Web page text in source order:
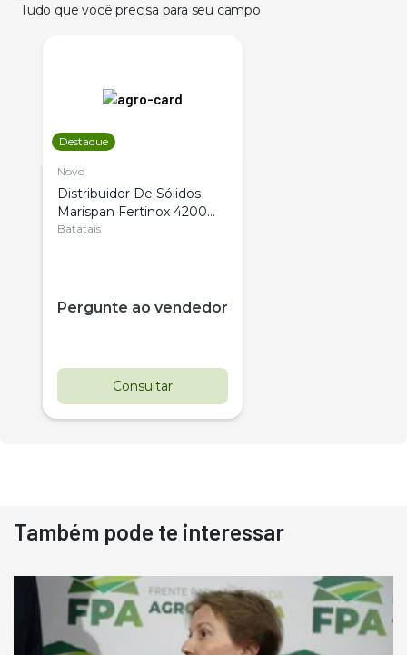
Tudo que você precisa para seu campo
Destaque
Novo
Distribuidor De Sólidos
Marispan Fertinox 4200
Citrus
Batatais
Pergunte ao vendedor
Consultar
Destaque
Usado
Pá Carregadeira Cat 966
Ano 1987
Londrina
Também pode te interessar